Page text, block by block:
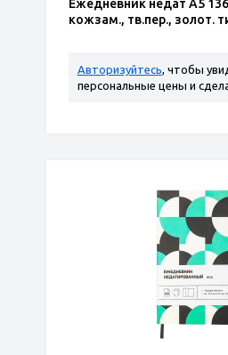
Ежедневник недат А5
кожзам., тв.пер., золот.
Авторизуйтесь, чтобы
персональные цены и